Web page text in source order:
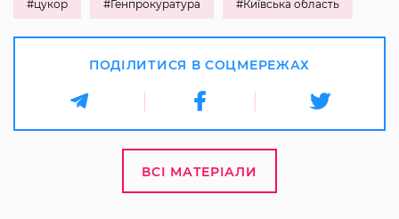
#цукор #Генпрокуратура #Київська область
ПОДІЛИТИСЯ В СОЦМЕРЕЖАХ
ВСІ МАТЕРІАЛИ